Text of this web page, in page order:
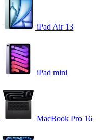
iPad Air 13
iPad mini
MacBook Pro 16